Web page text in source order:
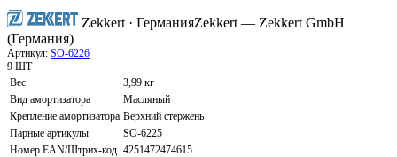
Zekkert · ГерманияZekkert — Zekkert GmbH
(Германия)
Артикул: SO-6226
9 ШТ
Вес
3,99 кг
Вид амортизатора
Масляный
Крепление амортизатора Верхний стержень
Парные артикулы
SO-6225
Номер EAN/Штрих-код 4251472474615